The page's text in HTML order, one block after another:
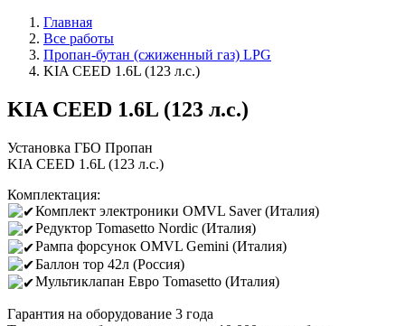
Главная
Все работы
Пропан-бутан (сжиженный газ) LPG
KIA CEED 1.6L (123 л.с.)
KIA CEED 1.6L (123 л.с.)
Установка ГБО Пропан
KIA CEED 1.6L (123 л.с.)
Комплектация:
Комплект электроники OMVL Saver (Италия)
Редуктор Tomasetto Nordic (Италия)
Рампа форсунок OMVL Gemini (Италия)
Баллон тор 42л (Россия)
Мультиклапан Евро Tomasetto (Италия)
Гарантия на оборудование 3 года